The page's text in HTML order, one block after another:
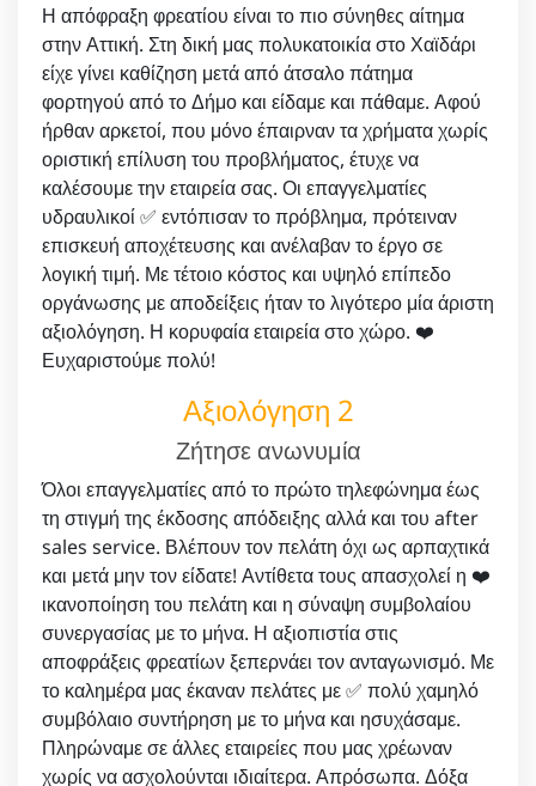
Η απόφραξη φρεατίου είναι το πιο σύνηθες αίτημα
στην Αττική. Στη δική μας πολυκατοικία στο Χαϊδάρι
είχε γίνει καθίζηση μετά από άτσαλο πάτημα
φορτηγού από το Δήμο και είδαμε και πάθαμε. Αφού
ήρθαν αρκετοί, που μόνο έπαιρναν τα χρήματα χωρίς
οριστική επίλυση του προβλήματος, έτυχε να
καλέσουμε την εταιρεία σας. Οι επαγγελματίες
υδραυλικοί ✅ εντόπισαν το πρόβλημα, πρότειναν
επισκευή αποχέτευσης και ανέλαβαν το έργο σε
λογική τιμή. Με τέτοιο κόστος και υψηλό επίπεδο
οργάνωσης με αποδείξεις ήταν το λιγότερο μία άριστη
αξιολόγηση. Η κορυφαία εταιρεία στο χώρο. ❤️
Ευχαριστούμε πολύ!
Αξιολόγηση 2
Ζήτησε ανωνυμία
Όλοι επαγγελματίες από το πρώτο τηλεφώνημα έως
τη στιγμή της έκδοσης απόδειξης αλλά και του after
sales service. Βλέπουν τον πελάτη όχι ως αρπαχτικά
και μετά μην τον είδατε! Αντίθετα τους απασχολεί η ❤️
ικανοποίηση του πελάτη και η σύναψη συμβολαίου
συνεργασίας με το μήνα. Η αξιοπιστία στις
αποφράξεις φρεατίων ξεπερνάει τον ανταγωνισμό. Με
το καλημέρα μας έκαναν πελάτες με ✅ πολύ χαμηλό
συμβόλαιο συντήρηση με το μήνα και ησυχάσαμε.
Πληρώναμε σε άλλες εταιρείες που μας χρέωναν
χωρίς να ασχολούνται ιδιαίτερα. Απρόσωπα. Δόξα